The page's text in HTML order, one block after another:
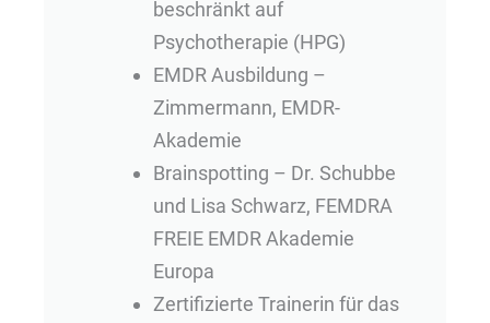
beschränkt auf
Psychotherapie (HPG)
EMDR Ausbildung –
Zimmermann, EMDR-
Akademie
Brainspotting – Dr. Schubbe
und Lisa Schwarz, FEMDRA
FREIE EMDR Akademie
Europa
Zertifizierte Trainerin für das